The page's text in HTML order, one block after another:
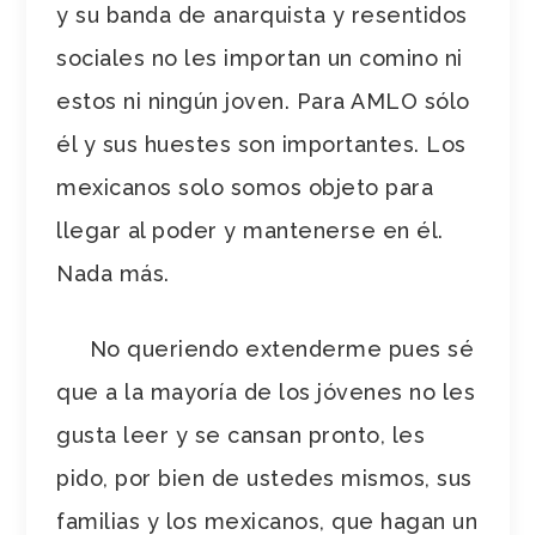
y su banda de anarquista y resentidos
sociales no les importan un comino ni
estos ni ningún joven. Para AMLO sólo
él y sus huestes son importantes. Los
mexicanos solo somos objeto para
llegar al poder y mantenerse en él.
Nada más.
No queriendo extenderme pues sé
que a la mayoría de los jóvenes no les
gusta leer y se cansan pronto, les
pido, por bien de ustedes mismos, sus
familias y los mexicanos, que hagan un